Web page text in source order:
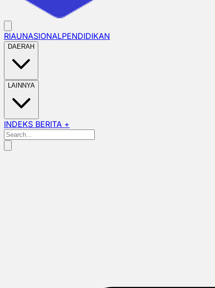
RIAUNASIONALPENDIDIKAN
DAERAH
LAINNYA
INDEKS BERITA +